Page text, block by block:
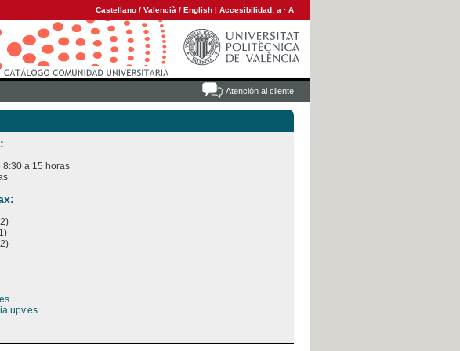
Castellano / Valencià / English | Accesibilidad: a · A
Atención al cliente
a 15 horas